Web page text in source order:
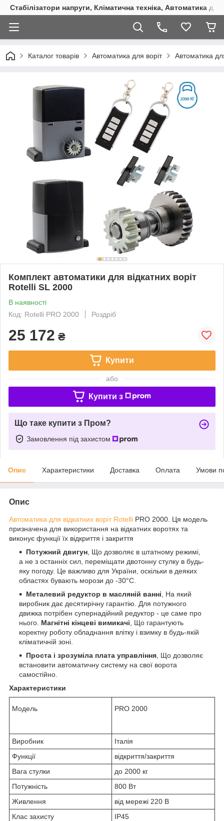
Стабілізатори напруги, Кліматична техніка, Автоматика
Каталог товарів Автоматика для воріт Автоматика
Комплект автоматики для відкатних воріт
Rotelli SL 2000
В наявності
Код: Rotelli PRO 2000
Роздріб
25 172 ₴
Купити
або
Купити з
Що таке купити з Пром?
Замовлення під захистом
Опис Характеристики Доставка Оплата Умови
Опис
Автоматика для відкатних воріт Rotelli PRO 2000. Ця модель
призначена для використання на відкатних воротях та
виконує функції їх відкриття і закриття
Потужний двигун , Що дозволяє в штатному режимі,
а не з останніх сил, переміщати двотонну стулку в будь-
яку погоду. Це важливо для України, оскільки в деяких
областях бувають морози до -30°С.
Металевий редуктор в масляній ванні , На який
виробник дає десятирічну гарантію. Для потужного
движка потрібен супернадійний редуктор - це саме про
нього. Магнітні кінцеві вимикачі , Що гарантують
коректну роботу обладнання влітку і взимку в будь-якій
кліматичній зоні.
Проста і зрозуміла плата управління , Що дозволяє
встановити автоматичну систему на свої ворота
самостійно.
Характеристики
Модель PRO 2000
Виробник
Італія
Функції
відкриття/закриття
Вага стулки
до 2000 кг
Потужність
800 Вт
Живлення
від мережі 220 В
Клас захисту
IP45